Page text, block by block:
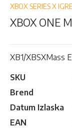
of
images
beginning
the
gallery
XBOX SERIES X
XBOX ONE
XB1/XBSXMass
SKU
Brend
Datum Izlaska
EAN